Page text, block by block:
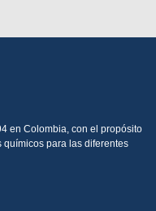
en Colombia, con el propósito
químicos para las diferentes